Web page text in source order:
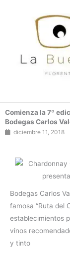
Comienza la 7º
Bodegas Carlos
diciembre 11, 2018
Bodegas Carlos
famosa “Ruta del
establecimientos
vinos
y tinto